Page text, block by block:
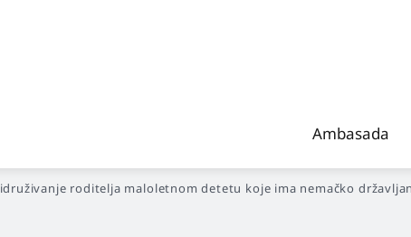
Ambasada
roditelja maloletnom detetu koje ima nemačko